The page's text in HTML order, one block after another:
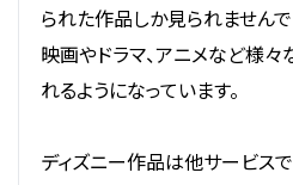
られた作品しか見られません
映画やドラマ、アニメなど様
れるようになっています。
ディズニー作品は他サービス